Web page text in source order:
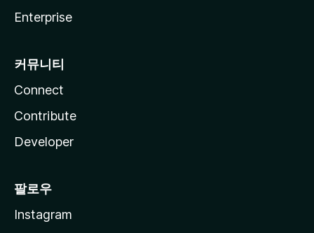
Enterprise
커뮤니티
Connect
Contribute
Developer
팔로우
Instagram